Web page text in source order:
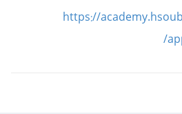
https://